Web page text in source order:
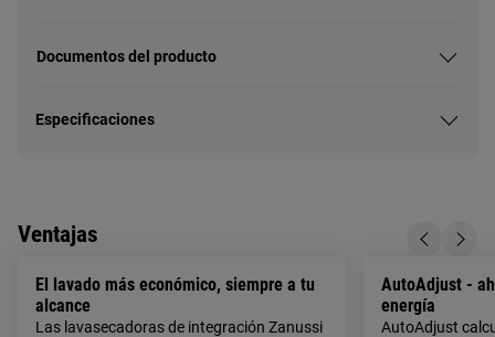
Documentos del producto
Especificaciones
Ventajas
El lavado más económico, siempre a tu
alcance
Las lavasecadoras de integración Zanussi
AutoAdjust -
energía
AutoAdjust